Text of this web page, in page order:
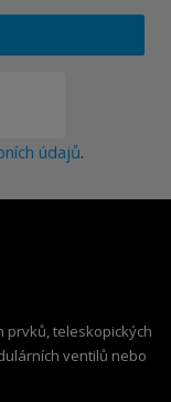
údajů.
prvků, teleskopických
ventilů nebo